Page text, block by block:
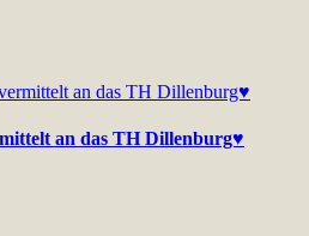
an das TH Dillenburg♥